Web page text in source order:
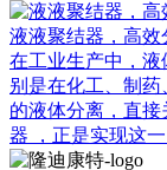
液液聚结器，高
在工业生产中，
别是在化工、制
的液体分离，直
器 ，正是实现这